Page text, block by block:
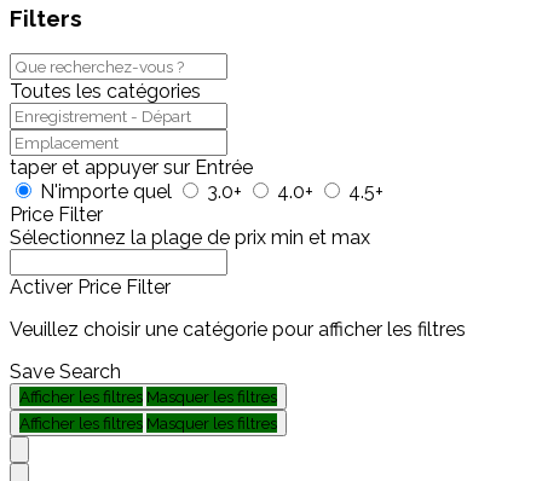
Filters
Toutes les catégories
taper et appuyer sur Entrée
N'importe quel
3.0+ 4.0+
4.5+
Price Filter
Sélectionnez la plage de prix min et max
Activer Price Filter
Veuillez choisir une catégorie pour afficher les filtres
Save Search
Afficher les filtres Masquer les filtres
Afficher les filtres Masquer les filtres